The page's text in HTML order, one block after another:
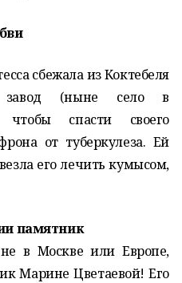
сбежала из Коктебеля
завод (ныне село в
чтобы спасти своего
от туберкулеза. Ей
его лечить кумысом,
памятник
в Москве или Европе,
Марине Цветаевой! Его